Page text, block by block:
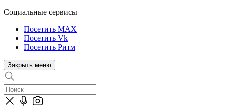
Социальные сервисы
Посетить MAX
Посетить Vk
Посетить Ритм
Закрыть меню